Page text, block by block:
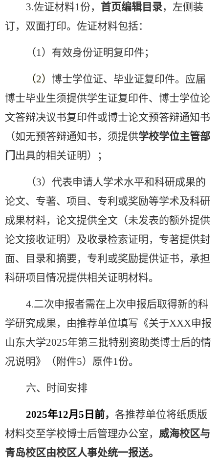
3.佐证材料1份， 首页编辑目录，左侧装
订，双面打印。佐证材料包括：
（1 ）有效身份证明复印件；
（2） 博士学位证、毕业证复印件。 应届
博士毕业生须提供学生证复印件、博士学位论
文答辩决议书复印件或博士论文预答辩通知书
（如无预答辩通知书，须提供学校学位主管部
门 出具的相关证明）；
（3）代表申请人学术水平和科研成果的
论文、专著、项目、专利或奖励等学术及科研
成果材料，论文提供全文（未发表的额外提供
论文接收证明）及收录检索证明，专著提供封
面、目录和摘要，专利或奖励提供证书，承担
科研项目情况提供相关证明材料。
4.二次申报者需在上次申报后取得新的科
学研究成果，由推荐单位填写《关于XXX申报
山东大学2025年第三批特别资助类博士后的情
况说明》（附件5）原件1份。
六、时间安排
2025年12月 5 日前， 各推荐单位将纸质版
材料交至学校博士后管理办公室， 威海校区与
青岛校区由校区人事处统一报送。